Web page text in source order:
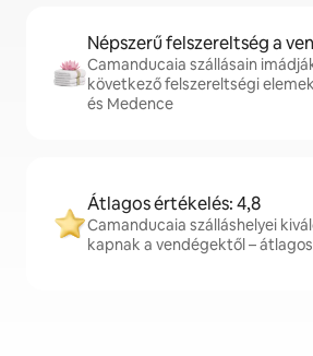
Népszerű felszereltség a
Camanducaia szállásain
következő felszereltségi
és Medence
Átlagos értékelés: 4,8
Camanducaia szálláshelyei
kapnak a vendégektől –